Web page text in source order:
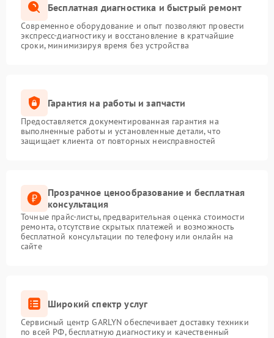
Бесплатная диагностика и быстрый ремонт
Современное оборудование и опыт позволяют провести
экспресс-диагностику и восстановление в кратчайшие
сроки, минимизируя время без устройства
Гарантия на работы и запчасти
Предоставляется документированная гарантия на
выполненные работы и установленные детали, что
защищает клиента от повторных неисправностей
Прозрачное ценообразование и бесплатная
консультация
Точные прайс-листы, предварительная оценка стоимости
ремонта, отсутствие скрытых платежей и возможность
бесплатной консультации по телефону или онлайн на
сайте
Широкий спектр услуг
Сервисный центр GARLYN обеспечивает доставку техники
по всей РФ, бесплатную диагностику и качественный